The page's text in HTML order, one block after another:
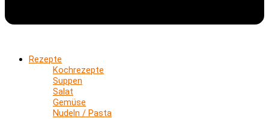
Rezepte
Kochrezepte
Suppen
Salat
Gemüse
Nudeln / Pasta